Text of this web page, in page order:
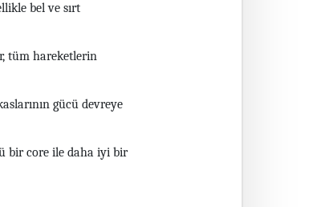
bel ve sırt
tüm hareketlerin
gücü devreye
bir core ile daha iyi bir